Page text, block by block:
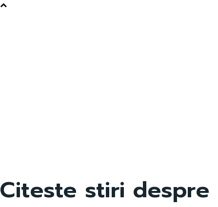
Citeste stiri despre